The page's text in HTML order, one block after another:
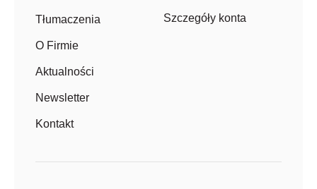
Tłumaczenia
O Firmie
Aktualności
Newsletter
Kontakt
Szczegóły konta